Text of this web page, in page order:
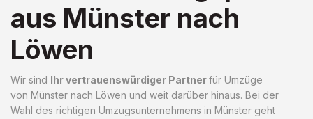
aus Münster nach
Löwen
Wir sind Ihr vertrauenswürdiger Partnerfür Umzüge
von Münster nach Löwen und weit darüber hinaus. Bei der
Wahl des richtigen Umzugsunternehmens in Münster geht